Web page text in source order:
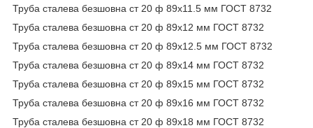
Труба сталева безшовна ст 20 ф 89х11.5 мм ГОСТ 8732
Труба сталева безшовна ст 20 ф 89х12 мм ГОСТ 8732
Труба сталева безшовна ст 20 ф 89х12.5 мм ГОСТ 8732
Труба сталева безшовна ст 20 ф 89х14 мм ГОСТ 8732
Труба сталева безшовна ст 20 ф 89х15 мм ГОСТ 8732
Труба сталева безшовна ст 20 ф 89х16 мм ГОСТ 8732
Труба сталева безшовна ст 20 ф 89х18 мм ГОСТ 8732